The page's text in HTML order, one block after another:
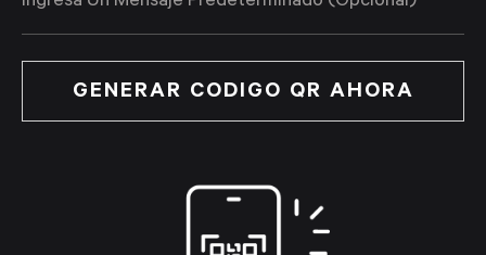
GENERAR CODIGO QR AHORA